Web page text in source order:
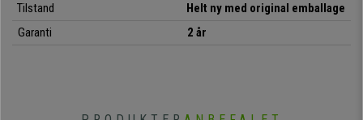
Tilstand
Helt ny med original emballage
Garanti
2 år